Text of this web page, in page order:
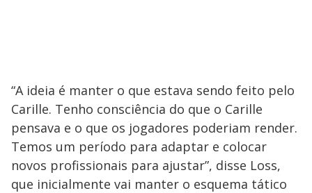
“A ideia é manter o que estava sendo feito pelo
Carille. Tenho consciência do que o Carille
pensava e o que os jogadores poderiam render.
Temos um período para adaptar e colocar
novos profissionais para ajustar”, disse Loss,
que inicialmente vai manter o esquema tático